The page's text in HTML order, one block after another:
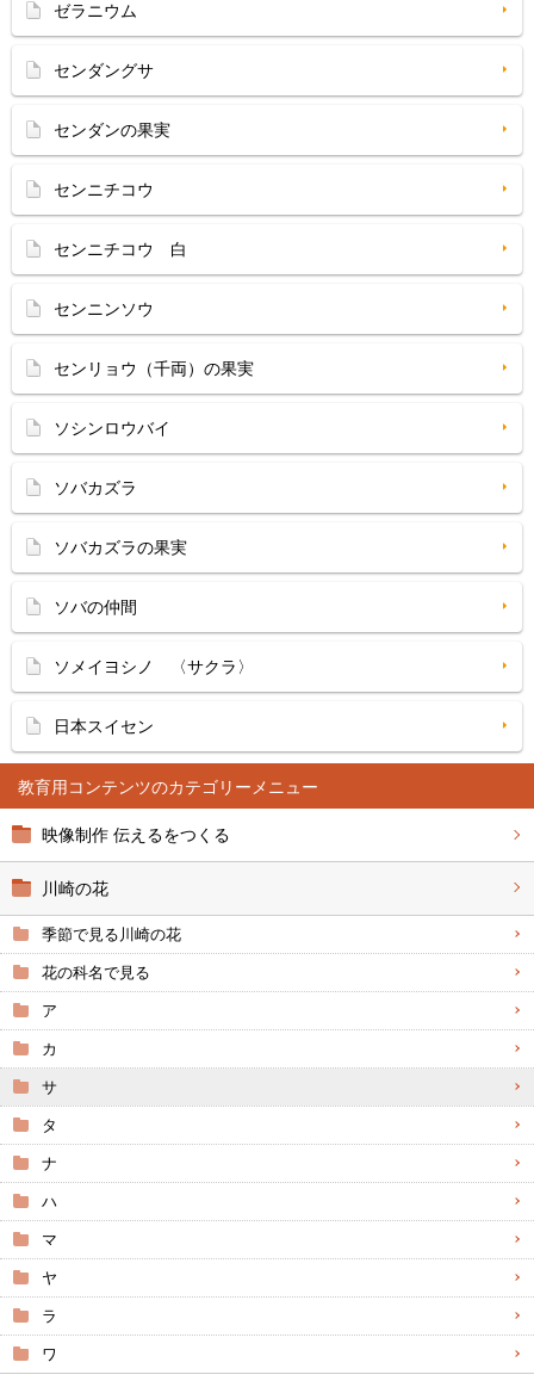
教育用コンテンツ
映像制作 伝えるをつくる
川崎の花
季節で見る川崎の花
花の科名で見る
ア
カ
サ
タ
ナ
ハ
マ
ヤ
ラ
ワ
ゼラニウム
センダングサ
センダンの果実
センニチコウ
センニチコウ 白
センニンソウ
センリョウ（千両）の果実
ソシンロウバイ
ソバカズラ
ソバカズラの果実
ソバの仲間
ソメイヨシノ 〈サクラ〉
日本スイセン